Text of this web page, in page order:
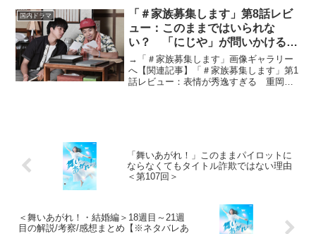
クの殺意が恋をした」第2話レビュー：中
川大志が胸きゅん...
国内ドラマ
「＃家族募集します」第8話レビ
ュー：このままではいられな
い？ 「にじや」が問いかける家
族の形（※ストーリーネタバレあ
り）
→「＃家族募集します」画像ギャラリー
へ【関連記事】「＃家族募集します」第1
話レビュー：表情が秀逸すぎる 重岡大
「舞いあがれ！」このままパイロットに
ならなくてもタイトル詐欺ではない理由
＜第107回＞
＜舞いあがれ！・結婚編＞18週目～21週
目の解説/考察/感想まとめ【※ネタバレあ